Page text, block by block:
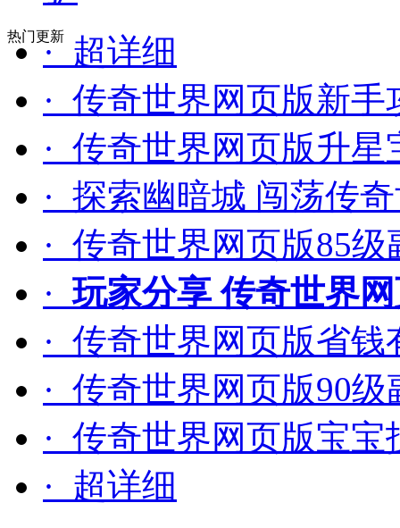
热门更新· 超详细
· 传奇世界网页版新
· 传奇世界网页版升
· 探索幽暗城 闯荡传
· 传奇世界网页版85
·玩家分享 传奇世界
· 传奇世界网页版省
· 传奇世界网页版90
· 传奇世界网页版宝
· 超详细